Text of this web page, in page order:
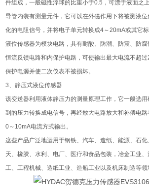
件组成，一般磁性浮球的比重小于0.5，可漂于液面之
导管内装有测量元件，它可以在外磁作用下将被测液
化的电阻信号，并将电子单元转换成4～20mA或其它标
液位传感器为模块电路，具有耐酸、防潮、防震、防
恒流反馈电路和内保护电路，可使输出最大电流不超
保护电源并使二次仪表不被损坏。
3、静压式液位传感器
该变送器利用液体静压力的测量原理工作，它一般选
到的压力转换成电信号，再经放大电路放大和补偿电
0～10mA电流方式输出。
这些产品广泛地运用于钢铁、汽车、造纸、能源、石
天、橡胶、水利、电厂、医疗和食品包装，冶金工业
工、工程机械、造纸工业、造船工业以及机床制造等